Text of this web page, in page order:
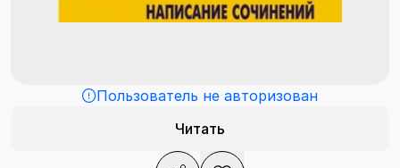
Пользователь не авторизован
Читать